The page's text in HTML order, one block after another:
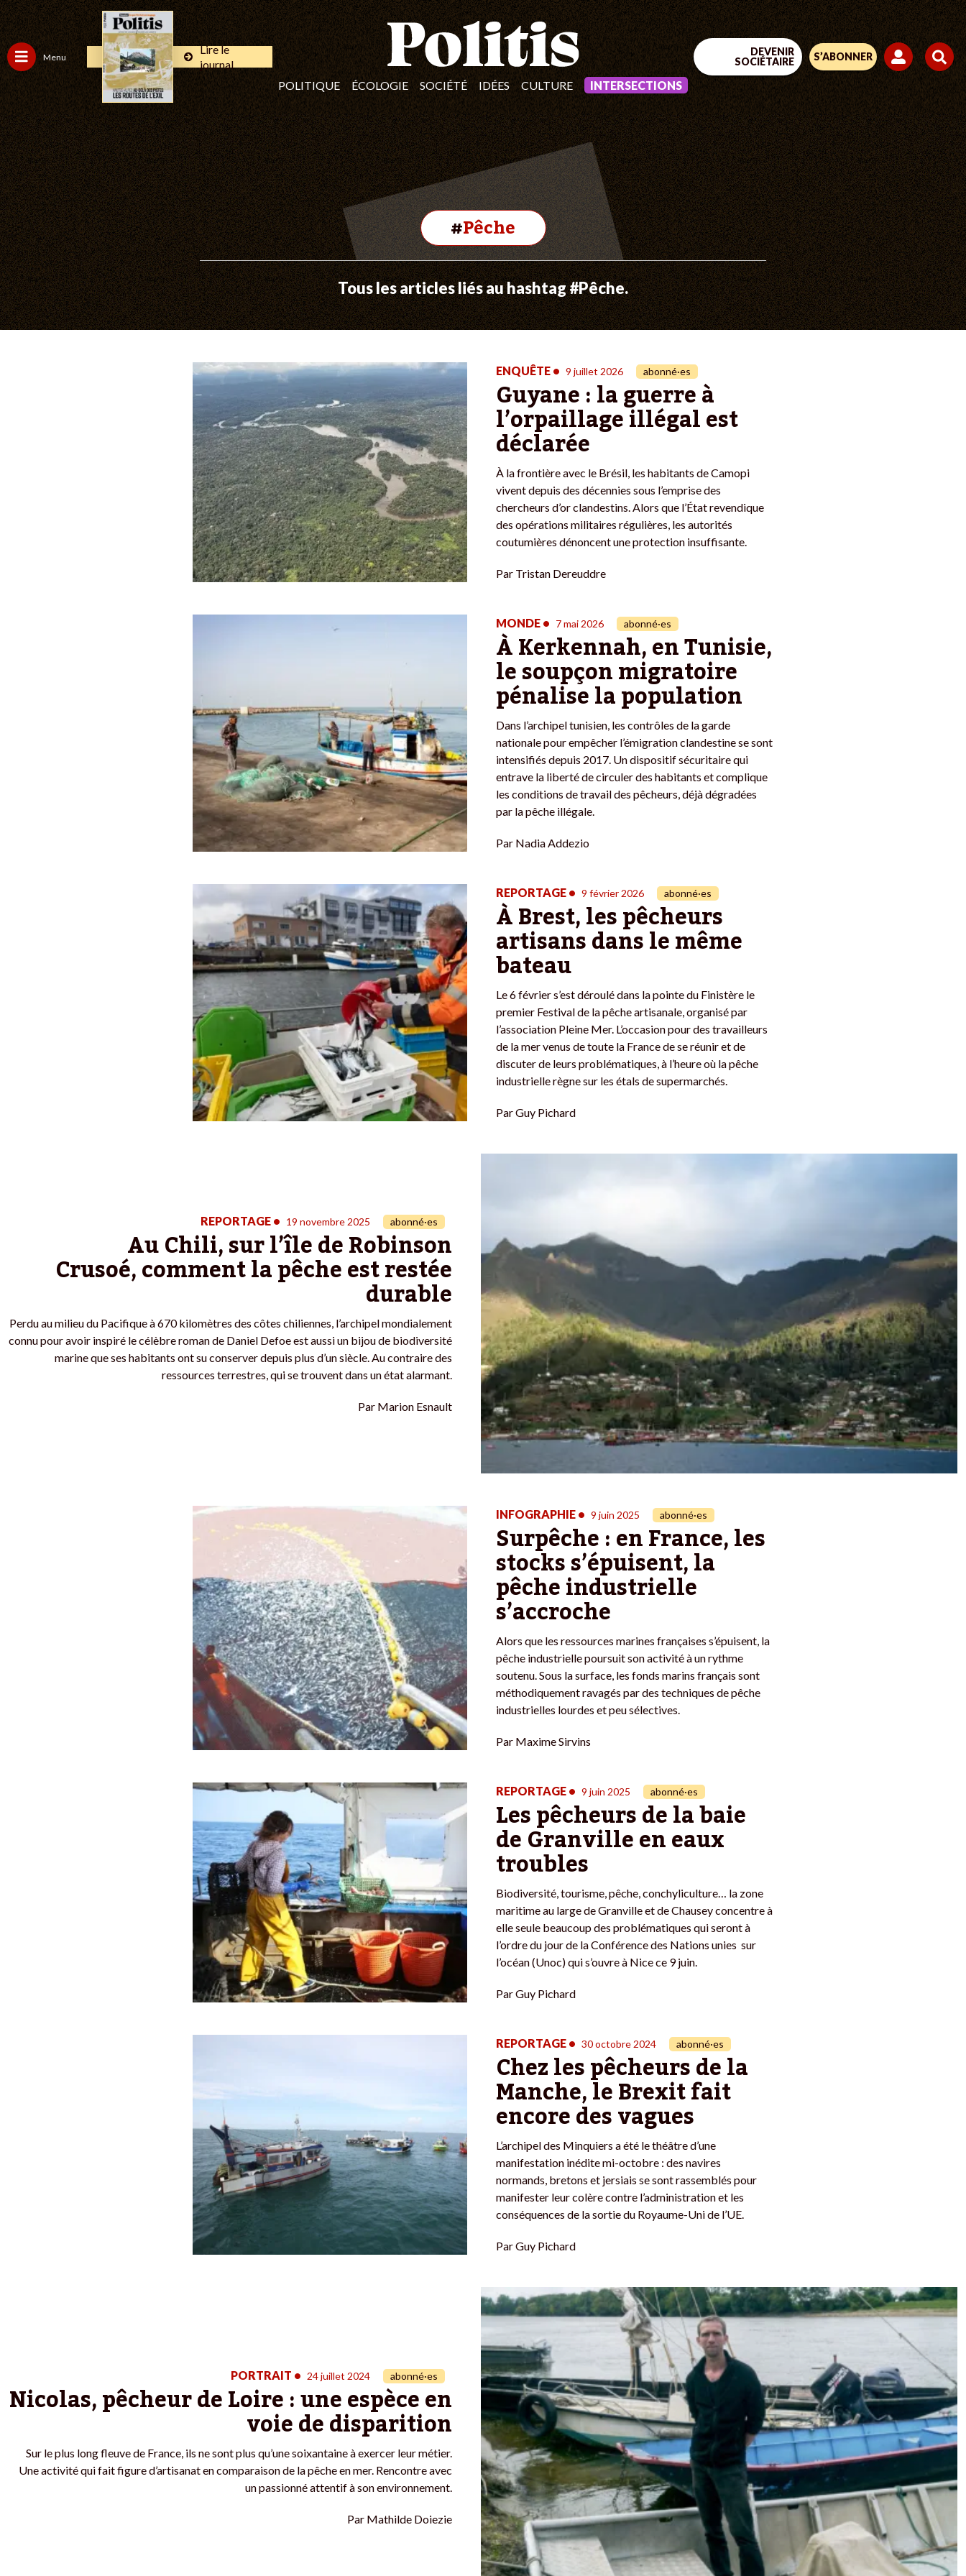
Menu
Lire le
journal
POLITIQUE
ÉCOLOGIE SOCIÉTÉ IDÉES CULTURE INTERSECTIONS
DEVENIR
SOCIÉTAIRE
S’ABONNER
#Pêche
Tous les articles liés au hashtag #Pêche.
ENQUÊTE • 9 juillet 2026 abonné·es
Guyane : la guerre à
l’orpaillage illégal est
déclarée
À la frontière avec le Brésil, les habitants de Camopi
vivent depuis des décennies sous l’emprise des
chercheurs d’or clandestins. Alors que l’État revendique
des opérations militaires régulières, les autorités
coutumières dénoncent une protection insuffisante.
Par Tristan Dereuddre
MONDE • 7 mai 2026 abonné·es
À Kerkennah, en Tunisie,
le soupçon migratoire
pénalise la population
Dans l’archipel tunisien, les contrôles de la garde
nationale pour empêcher l’émigration clandestine se sont
intensifiés depuis 2017. Un dispositif sécuritaire qui
entrave la liberté de circuler des habitants et complique
les conditions de travail des pêcheurs, déjà dégradées
par la pêche illégale.
Par Nadia Addezio
REPORTAGE • 9 février 2026 abonné·es
À Brest, les pêcheurs
artisans dans le même
bateau
Le 6 février s’est déroulé dans la pointe du Finistère le
premier Festival de la pêche artisanale, organisé par
l’association Pleine Mer. L’occasion pour des travailleurs
de la mer venus de toute la France de se réunir et de
discuter de leurs problématiques, à l’heure où la pêche
industrielle règne sur les étals de supermarchés.
ParGuy Pichard
REPORTAGE • 19 novembre 2025 abonné·es
Au Chili, sur l’île de Robinson
Crusoé, comment la pêche est restée
durable
Perdu au milieu du Pacifique à 670 kilomètres des côtes chiliennes, l’archipel mondialement
connu pour avoir inspiré le célèbre roman de Daniel Defoe est aussi un bijou de biodiversité
marine que ses habitants ont su conserver depuis plus d’un siècle. Au contraire des
ressources terrestres, qui se trouvent dans un état alarmant.
Par Marion Esnault
INFOGRAPHIE • 9 juin 2025 abonné·es
Surpêche : en France, les
stocks s’épuisent, la
pêche industrielle
s’accroche
Alors que les ressources marines françaises s’épuisent, la
pêche industrielle poursuit son activité à un rythme
soutenu. Sous la surface, les fonds marins français sont
méthodiquement ravagés par des techniques de pêche
industrielles lourdes et peu sélectives.
Par Maxime Sirvins
REPORTAGE • 9 juin 2025 abonné·es
Les pêcheurs de la baie
de Granville en eaux
troubles
Biodiversité, tourisme, pêche, conchyliculture… la zone
maritime au large de Granville et de Chausey concentre à
elle seule beaucoup des problématiques qui seront à
l’ordre du jour de la Conférence des Nations unies sur
l’océan (Unoc) qui s’ouvre à Nice ce 9 juin.
ParGuy Pichard
REPORTAGE • 30 octobre 2024 abonné·es
Chez les pêcheurs de la
Manche, le Brexit fait
encore des vagues
L’archipel des Minquiers a été le théâtre d’une
manifestation inédite mi-octobre : des navires
normands, bretons et jersiais se sont rassemblés pour
manifester leur colère contre l’administration et les
conséquences de la sortie du Royaume-Uni de l’UE.
ParGuy Pichard
PORTRAIT • 24 juillet 2024 abonné·es
Nicolas, pêcheur de Loire : une espèce en
voie de disparition
Sur le plus long fleuve de France, ils ne sont plus qu’une soixantaine à exercer leur métier.
Une activité qui fait figure d’artisanat en comparaison de la pêche en mer. Rencontre avec
un passionné attentif à son environnement.
Par Mathilde Doiezie